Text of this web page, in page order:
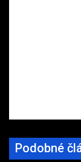
Podobné